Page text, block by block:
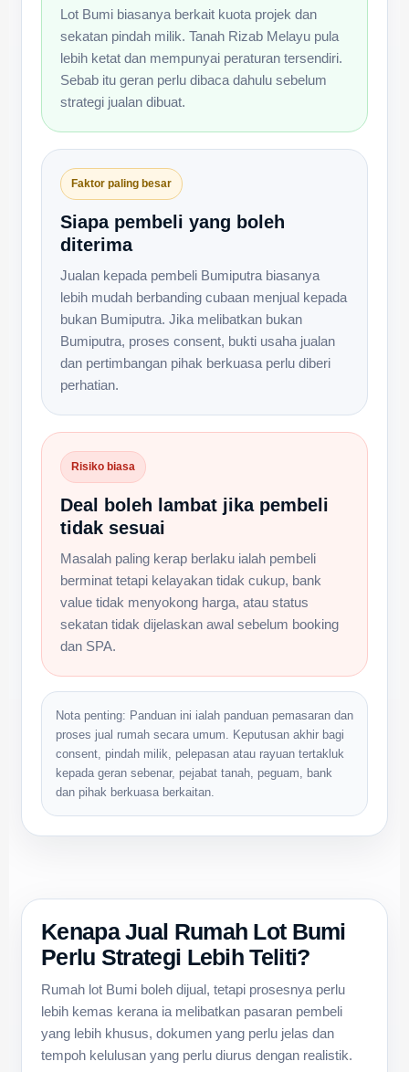
Lot Bumi biasanya berkait kuota projek dan
sekatan pindah milik. Tanah Rizab Melayu pula
lebih ketat dan mempunyai peraturan tersendiri.
Sebab itu geran perlu dibaca dahulu sebelum
strategi jualan dibuat.
Faktor paling besar
Siapa pembeli yang boleh
diterima
Jualan kepada pembeli Bumiputra biasanya
lebih mudah berbanding cubaan menjual kepada
bukan Bumiputra. Jika melibatkan bukan
Bumiputra, proses consent, bukti usaha jualan
dan pertimbangan pihak berkuasa perlu diberi
perhatian.
Risiko biasa
Deal boleh lambat jika pembeli
tidak sesuai
Masalah paling kerap berlaku ialah pembeli
berminat tetapi kelayakan tidak cukup, bank
value tidak menyokong harga, atau status
sekatan tidak dijelaskan awal sebelum booking
dan SPA.
Nota penting: Panduan ini ialah panduan pemasaran dan
proses jual rumah secara umum. Keputusan akhir bagi
consent, pindah milik, pelepasan atau rayuan tertakluk
kepada geran sebenar, pejabat tanah, peguam, bank
dan pihak berkuasa berkaitan.
Kenapa Jual Rumah Lot Bumi
Perlu Strategi Lebih Teliti?
Rumah lot Bumi boleh dijual, tetapi prosesnya perlu
lebih kemas kerana ia melibatkan pasaran pembeli
yang lebih khusus, dokumen yang perlu jelas dan
tempoh kelulusan yang perlu diurus dengan realistik.